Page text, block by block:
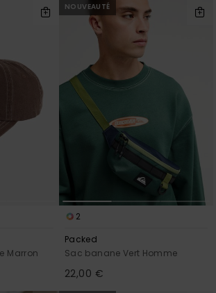
Marron
NOUVEAUTÉ
2
Packed
Sac banane Vert Homme
22,00 €